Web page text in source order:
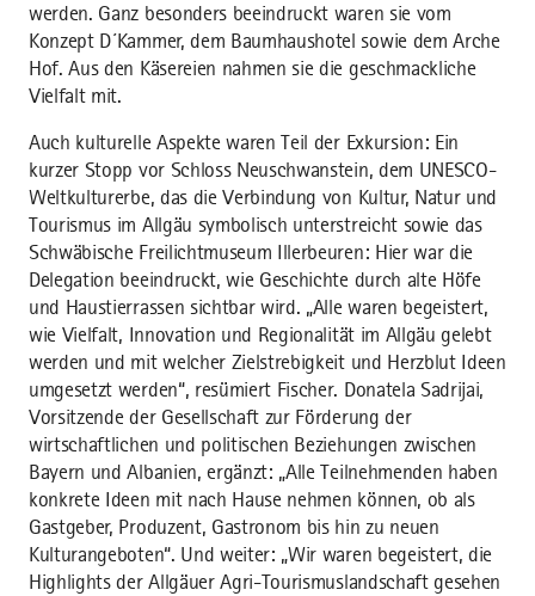
werden. Ganz besonders beeindruckt waren sie vom
Konzept D´Kammer, dem Baumhaushotel sowie dem Arche
Hof. Aus den Käsereien nahmen sie die geschmackliche
Vielfalt mit.
Auch kulturelle Aspekte waren Teil der Exkursion: Ein
kurzer Stopp vor Schloss Neuschwanstein, dem UNESCO-
Weltkulturerbe, das die Verbindung von Kultur, Natur und
Tourismus im Allgäu symbolisch unterstreicht sowie das
Schwäbische Freilichtmuseum Illerbeuren: Hier war die
Delegation beeindruckt, wie Geschichte durch alte Höfe
und Haustierrassen sichtbar wird. „Alle waren begeistert,
wie Vielfalt, Innovation und Regionalität im Allgäu gelebt
werden und mit welcher Zielstrebigkeit und Herzblut Ideen
umgesetzt werden“, resümiert Fischer. Donatela Sadrijai,
Vorsitzende der Gesellschaft zur Förderung der
wirtschaftlichen und politischen Beziehungen zwischen
Bayern und Albanien, ergänzt: „Alle Teilnehmenden haben
konkrete Ideen mit nach Hause nehmen können, ob als
Gastgeber, Produzent, Gastronom bis hin zu neuen
Kulturangeboten“. Und weiter: „Wir waren begeistert, die
Highlights der Allgäuer Agri-Tourismuslandschaft gesehen